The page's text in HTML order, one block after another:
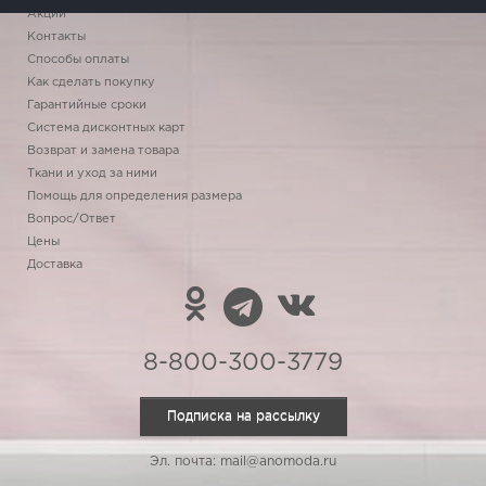
Акции
Контакты
Способы оплаты
Как сделать покупку
Гарантийные сроки
Система дисконтных карт
Возврат и замена товара
Ткани и уход за ними
Помощь для определения размера
Вопрос/Ответ
Цены
Доставка
8-800-300-3779
Подписка на рассылку
Эл. почта: mail@anomoda.ru